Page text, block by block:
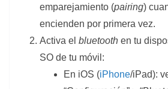
emparejamiento (pairing)
encienden por primera vez.
Activa el bluetooth en tu
SO de tu móvil:
En iOS (iPhone/iPad):